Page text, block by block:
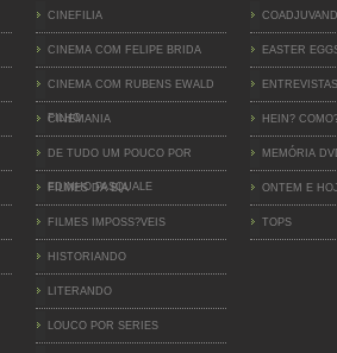
CINEFILIA
CINEMA COM FELIPE BRIDA
CINEMA COM RUBENS EWALD
FILHO
CINEMANIA
DE TUDO UM POUCO POR
EDINHO PASQUALE
FILMES DA BIA
FILMES IMPOSS?VEIS
HISTORIANDO
LITERANDO
LOUCO POR SERIES
EASTER
ENTREVISTAS
HEIN?
MEMÓRIA
ONTEM E
TOPS